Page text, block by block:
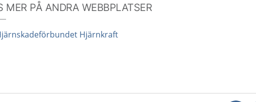
MER PÅ ANDRA WEBBPLATSER
Hjärnkraft